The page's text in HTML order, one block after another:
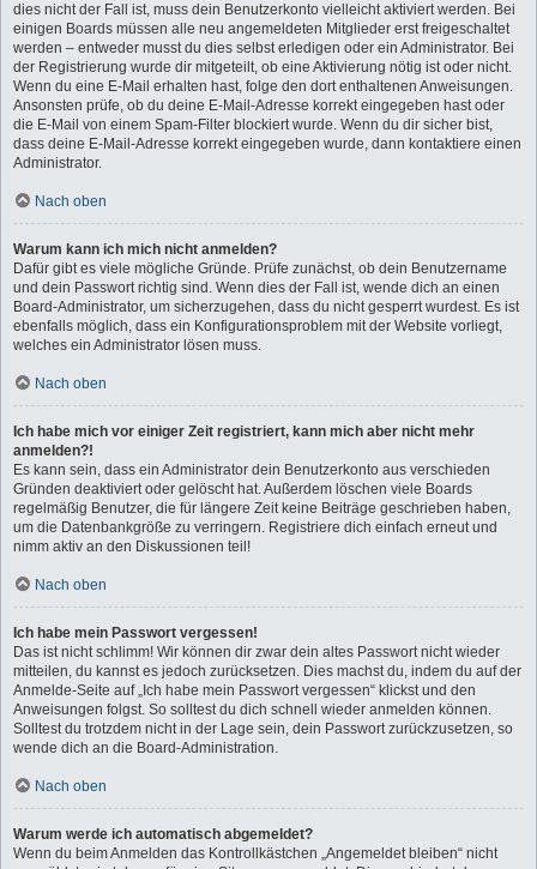
dies nicht der Fall ist, muss dein Benutzerkonto vielleicht aktiviert werden. Bei
einigen Boards müssen alle neu angemeldeten Mitglieder erst freigeschaltet
werden – entweder musst du dies selbst erledigen oder ein Administrator. Bei
der Registrierung wurde dir mitgeteilt, ob eine Aktivierung nötig ist oder nicht.
Wenn du eine E-Mail erhalten hast, folge den dort enthaltenen Anweisungen.
Ansonsten prüfe, ob du deine E-Mail-Adresse korrekt eingegeben hast oder
die E-Mail von einem Spam-Filter blockiert wurde. Wenn du dir sicher bist,
dass deine E-Mail-Adresse korrekt eingegeben wurde, dann kontaktiere einen
Administrator.
Nach oben
Warum kann ich mich nicht anmelden?
Dafür gibt es viele mögliche Gründe. Prüfe zunächst, ob dein Benutzername
und dein Passwort richtig sind. Wenn dies der Fall ist, wende dich an einen
Board-Administrator, um sicherzugehen, dass du nicht gesperrt wurdest. Es ist
ebenfalls möglich, dass ein Konfigurationsproblem mit der Website vorliegt,
welches ein Administrator lösen muss.
Nach oben
Ich habe mich vor einiger Zeit registriert, kann mich aber nicht mehr
anmelden?!
Es kann sein, dass ein Administrator dein Benutzerkonto aus verschieden
Gründen deaktiviert oder gelöscht hat. Außerdem löschen viele Boards
regelmäßig Benutzer, die für längere Zeit keine Beiträge geschrieben haben,
um die Datenbankgröße zu verringern. Registriere dich einfach erneut und
nimm aktiv an den Diskussionen teil!
Nach oben
Ich habe mein Passwort vergessen!
Das ist nicht schlimm! Wir können dir zwar dein altes Passwort nicht wieder
mitteilen, du kannst es jedoch zurücksetzen. Dies machst du, indem du auf der
Anmelde-Seite auf „Ich habe mein Passwort vergessen“ klickst und den
Anweisungen folgst. So solltest du dich schnell wieder anmelden können.
Solltest du trotzdem nicht in der Lage sein, dein Passwort zurückzusetzen, so
wende dich an die Board-Administration.
Nach oben
Warum werde ich automatisch abgemeldet?
Wenn du beim Anmelden das Kontrollkästchen „Angemeldet bleiben“ nicht